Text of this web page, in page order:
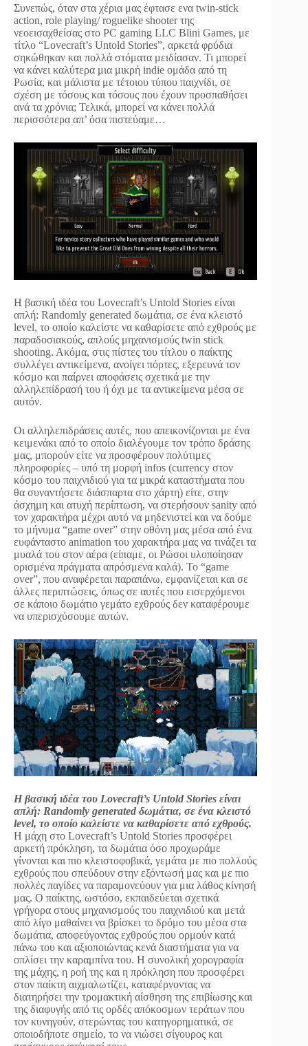
Συνεπώς, όταν στα χέρια μας έφτασε ενα twin-stick
action, role playing/ roguelike shooter της
νεοεισαχθείσας στο PC gaming LLC Blini Games, με
τίτλο “Lovecraft’s Untold Stories”, αρκετά φρύδια
σηκώθηκαν και πολλά στόματα μειδίασαν. Τι μπορεί
να κάνει καλύτερα μια μικρή indie ομάδα από τη
Ρωσία, και μάλιστα με τέτοιου τύπου παιχνίδι, σε
σχέση με τόσους και τόσους που έχουν προσπαθήσει
ανά τα χρόνια; Τελικά, μπορεί να κάνει πολλά
περισσότερα απ’ όσα πιστεύαμε…
Η βασική ιδέα του Lovecraft’s Untold Stories είναι
απλή: Randomly generated δωμάτια, σε ένα κλειστό
level, το οποίο καλείστε να καθαρίσετε από εχθρούς με
παραδοσιακούς, απλούς μηχανισμούς twin stick
shooting. Aκόμα, στις πίστες του τίτλου ο παίκτης
συλλέγει αντικείμενα, ανοίγει πόρτες, εξερευνά τον
κόσμο και παίρνει αποφάσεις σχετικά με την
αλληλεπίδρασή του ή όχι με τα αντικείμενα μέσα σε
αυτόν.
Οι αλληλεπιδράσεις αυτές, που απεικονίζονται με ένα
κειμενάκι από το οποίο διαλέγουμε τον τρόπο δράσης
μας, μπορούν είτε να προσφέρουν πολύτιμες
πληροφορίες – υπό τη μορφή infos (currency στον
κόσμο του παιχνιδιού για τα μικρά καταστήματα που
θα συναντήσετε διάσπαρτα στο χάρτη) είτε, στην
άσχημη και ατυχή περίπτωση, να στερήσουν sanity από
τον χαρακτήρα μέχρι αυτό να μηδενιστεί και να δούμε
το μήνυμα “game over” στην οθόνη μας μέσα από ένα
ευφάνταστο animation του χαρακτήρα μας να τινάζει τα
μυαλά του στον αέρα (είπαμε, οι Ρώσοι υλοποίησαν
ορισμένα πράγματα απρόσμενα καλά). Το “game
over”, που αναφέρεται παραπάνω, εμφανίζεται και σε
άλλες περιπτώσεις, όπως σε αυτές που εισερχόμενοι
σε κάποιο δωμάτιο γεμάτο εχθρούς δεν καταφέρουμε
να υπερισχύσουμε αυτών.
Η βασική ιδέα του Lovecraft’s Untold Stories είναι
απλή: Randomly generated δωμάτια, σε ένα κλειστό
level, το οποίο καλείστε να καθαρίσετε από εχθρούς.
H μάχη στο Lovecraft’s Untold Stories προσφέρει
αρκετή πρόκληση, τα δωμάτια όσο προχωράμε
γίνονται και πιο κλειστοφοβικά, γεμάτα με πιο πολλούς
εχθρούς που σπεύδουν στην εξόντωσή μας και με πιο
πολλές παγίδες να παραμονεύουν για μια λάθος κίνησή
μας. Ο παίκτης, ωστόσο, εκπαιδεύεται σχετικά
γρήγορα στους μηχανισμούς του παιχνιδιού και μετά
από λίγο μαθαίνει να βρίσκει το δρόμο του μέσα στα
δωμάτια, αποφεύγοντας εχθρούς που ορμούν κατά
πάνω του και αξιοποιώντας κενά διαστήματα για να
οπλίσει την καραμπίνα του. Η συνολική χορογραφία
της μάχης, η ροή της και η πρόκληση που προσφέρει
στον παίκτη αιχμαλωτίζει, καταφέρνοντας να
διατηρήσει την τρομακτική αίσθηση της επιβίωσης και
της διαφυγής από τις ορδές απόκοσμων τεράτων που
τον κυνηγούν, στερώντας του κατηγορηματικά, σε
οποιοδήποτε σημείο, το να νιώσει σίγουρος και